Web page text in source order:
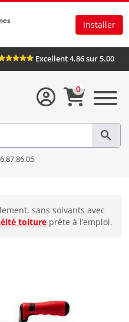
Installer
Excellent 4.86 sur
0
sans solvants avec
toiture prête à l’emploi.